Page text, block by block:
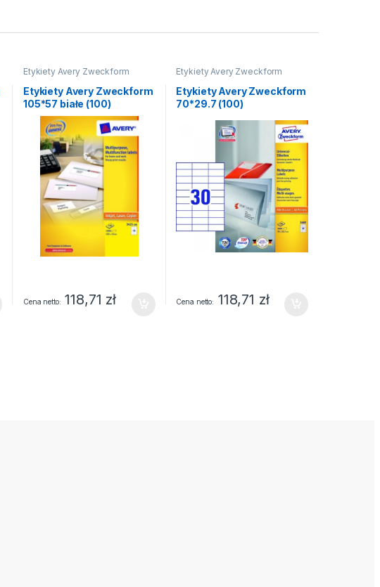
Etykiety Avery Zweckform
Etykiety Avery Zweckform
105*57 białe (100)
Cena netto 118,71 zł
Etykiety Avery Zweckform
Etykiety Avery Zweckform
70*29.7 (100)
Cena netto 118,71 zł